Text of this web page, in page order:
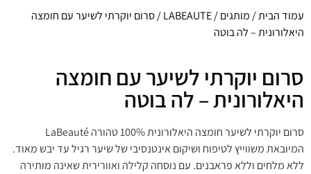
עמוד הבית/מותגים/
LABEAUTE/ סרום יוקרתי לשיער עם חומצה
היאלורונית – לה בוטה
סרום יוקרתי לשיער עם חומצה
היאלורונית – לה בוטה
סרום יוקרתי לשיער חומצה היאלורונית 100% טהורה LaBeauté
המיובאת משווייץ לטיפוח ושיקום אינטנסיבי של שיער רגיל עד יבש מאוד.
ללא מלחים וללא פראבנים. עם נוסחה קלילה ואוורירית שאינה מותירה